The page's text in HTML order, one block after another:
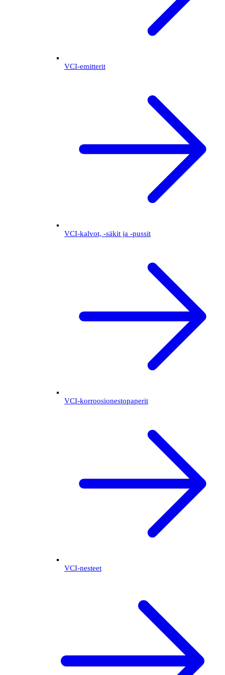
VCI-emitterit
VCI-kalvot, -säkit ja -pussit
VCI-korroosionestopaperit
VCI-nesteet